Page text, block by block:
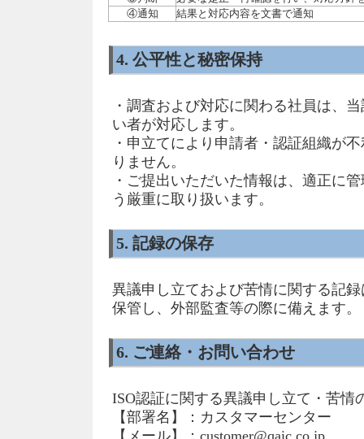
④通知
結果と対応内容を文書で通知
4. 公平性と秘密保持
・調査および対応に関わる社員は、
い者が対応します。
・申立てにより申請者・認証組織が
りません。
・ご提出いただいた情報は、適正に
う厳重に取り扱います。
5. 記録の保存
異議申し立ておよび苦情に関する記
保管し、外部監査等の際に備えます。
6. ご連絡・お問い合わせ
ISO認証に関する異議申し立て・苦情
【部署名】：カスタマーセンター
【メール】：customer@qaic.co.jp